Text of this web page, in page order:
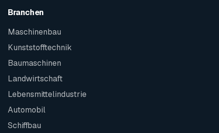
Branchen
Maschinenbau
Kunststofftechnik
Baumaschinen
Landwirtschaft
Lebensmittelindustrie
Automobil
Schiffbau